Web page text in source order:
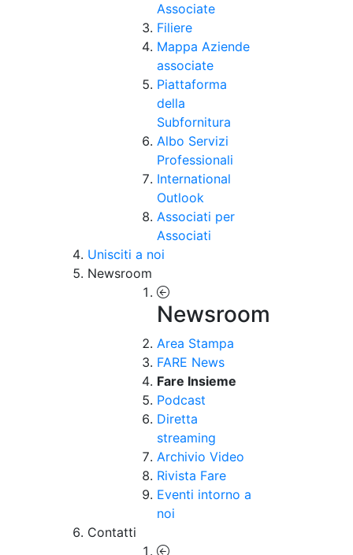
Associate
Filiere
Mappa Aziende
associate
Piattaforma
della
Subfornitura
Albo Servizi
Professionali
International
Outlook
Associati per
Associati
Unisciti a noi
Newsroom
Newsroom
Area Stampa
FARE News
Fare Insieme
Podcast
Diretta
streaming
Archivio Video
Rivista Fare
Eventi intorno a
noi
Contatti